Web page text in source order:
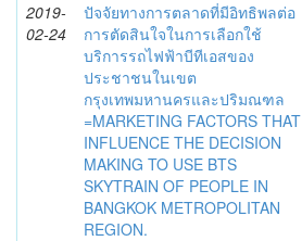
2019-
02-24
ปัจจัยทางการตลาดที่มีอิทธิพลต่อ
การตัดสินใจในการเลือกใช้
บริการรถไฟฟ้าบีทีเอสของ
ประชาชนในเขต
กรุงเทพมหานครและปริมณฑล
=MARKETING FACTORS THAT
INFLUENCE THE DECISION
MAKING TO USE BTS
SKYTRAIN OF PEOPLE IN
BANGKOK METROPOLITAN
REGION.